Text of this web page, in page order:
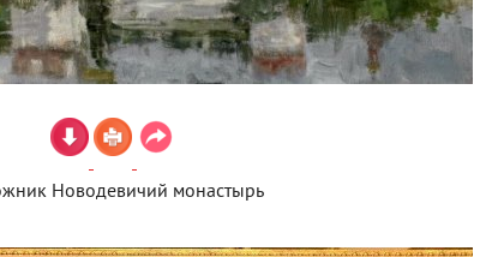
Новодевичий монастырь